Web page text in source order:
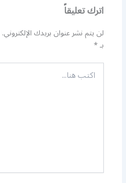
اترك تعليقاً
لن يتم نشر عنوان بريدك الإلكتروني.
بـ*
اكتب
هنا...